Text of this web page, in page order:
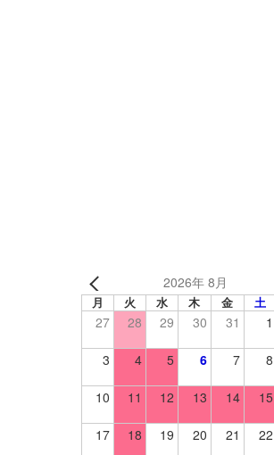
2026年 8月
月 火 水 木 金 土
27 28 29 30 31 1
3 4 5 6 7 8
10 11 12 13 14 15
17 18 19 20 21 22